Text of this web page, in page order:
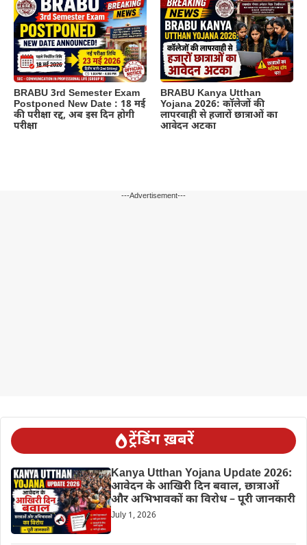
BRABU 3rd Semester Exam
Postponed New Date : 18 मई
की परीक्षा रद्द, अब इस दिन होगी
परीक्षा
BRABU Kanya Utthan
Yojana 2026: कॉलेजों की
लापरवाही से हजारों छात्राओं का
आवेदन अटका
---Advertisement---
ट्रेंडिंग ख़बरें
Kanya Utthan Yojana Update 2026:
आवेदन के आखिरी दिन बवाल, छात्राओं
और अभिभावकों का विरोध – पूरी जानकारी
July 1, 2026